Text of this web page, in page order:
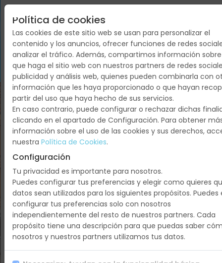
Valle
De
Hallingdal,
Flam,
Sognefjord,
Bergen,
Region
De
Los
Fiordos,
Fiordo
De
Geiranger,
Alesund,
Valle
De
Gudbrand
8 días
Política de cookies
Las cookies de este sitio web se usan para personalizar el
contenido y los anuncios, ofrecer funciones de redes
analizar el tráfico. Además, compartimos información
que haga el sitio web con nuestros partners de redes
publicidad y análisis web, quienes pueden combinarla con
información que les haya proporcionado o que hayan
partir del uso que haya hecho de sus servicios.
En caso contrario, puede configurar o rechazar dichas
clicando en el apartado de Configuración. Para obtener
información sobre el uso de las cookies y sus derechos,
nuestra Política de Cookies.
Configuración
Tu privacidad es importante para nosotros.
Puedes configurar tus preferencias y elegir como quieres
datos sean utilizados para los siguientes propósitos. Puedes
configurar tus preferencias solo con nosotros
independientemente del resto de nuestros partners. Cada
propósito tiene una descripción para que puedas saber
nosotros y nuestros partners utilizamos tus datos.